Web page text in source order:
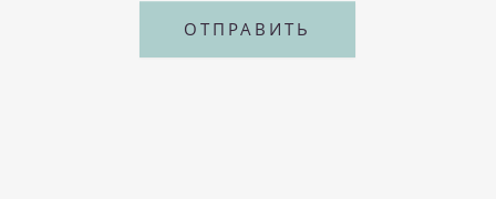
ОТПРАВИТЬ